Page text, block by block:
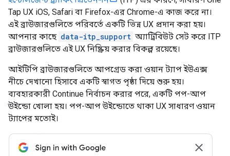
Tap UX iOS, Safari বা Firefox-এর Chrome-এ কাজ করে না।
এই ব্রাউজারগুলিতে পরিবর্তে একটি ভিন্ন UX প্রদান করা হয়।
আপনার কাছে data-itp_support অ্যাট্রিবিউট সেট করে ITP
ব্রাউজারগুলিতে এই UX নিষ্ক্রিয় করার বিকল্প রয়েছে।
আইটিপি ব্রাউজারগুলিতে আপগ্রেড করা ওয়ান ট্যাপ ইউএক্স
নীচে দেখানো হিসাবে একটি স্বাগত পৃষ্ঠা দিয়ে শুরু হয়।
ব্যবহারকারী Continue নির্বাচন করার পরে, একটি পপ-আপ
উইন্ডো খোলা হয়। পপ-আপ উইন্ডোতে থাকা UX সাধারণ ওয়ান
ট্যাপের মতোই।